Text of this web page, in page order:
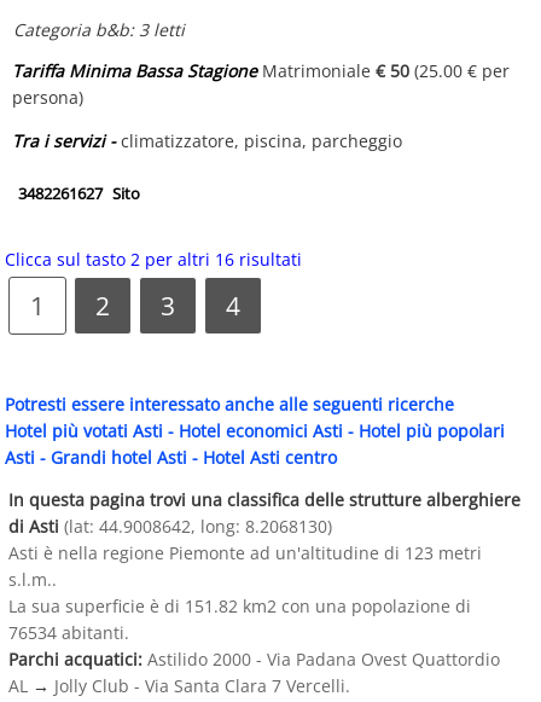
Categoria b&b: 3 letti
Tariffa Minima Bassa StagioneMatrimoniale € 50 (25.00 € per
persona)
Tra i servizi -climatizzatore, piscina, parcheggio
3482261627 Sito
Clicca sul tasto 2 per altri 16 risultati
1 2 3 4
Potresti essere interessato anche alle seguenti ricerche
Hotel più votati Asti - Hotel economici Asti - Hotel più popolari
Asti - Grandi hotel Asti - Hotel Asti centro
In questa pagina trovi una classifica delle strutture alberghiere
di Asti (lat: 44.9008642, long: 8.2068130)
Asti è nella regione Piemonte ad un'altitudine di 123 metri
s.l.m..
La sua superficie è di 151.82 km2 con una popolazione di
76534 abitanti.
Parchi acquatici: Astilido 2000 - Via Padana Ovest Quattordio
AL → Jolly Club - Via Santa Clara 7 Vercelli.